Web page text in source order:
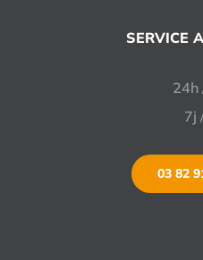
SERVICE
24h
7j
03 82